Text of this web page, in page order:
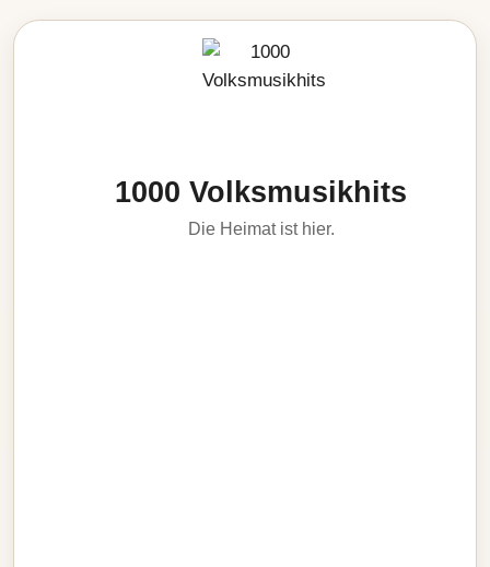
1000 Volksmusikhits
Die Heimat ist hier.